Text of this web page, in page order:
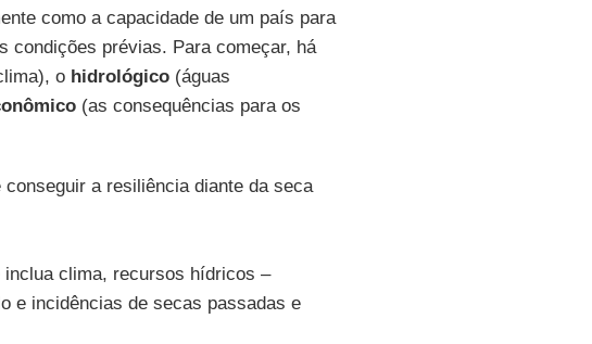
como a capacidade de um país para
condições prévias. Para começar, há
o hidrológico(águas
(as consequências para os
a resiliência diante da seca
inclua clima, recursos hídricos –
e incidências de secas passadas e